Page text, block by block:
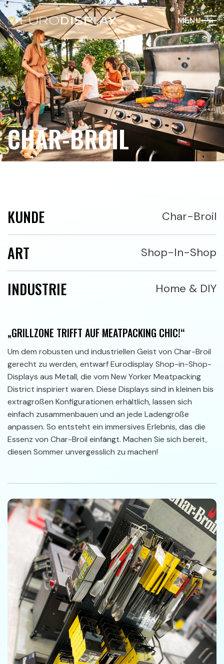
MENU
CHAR-BROIL
KUNDE Char-Broil
ART Shop-In-Shop
INDUSTRIE Home & DIY
„GRILLZONE TRIFFT AUF MEATPACKING CHIC!“
Um dem robusten und industriellen Geist von Char-Broil
gerecht zu werden, entwarf Eurodisplay Shop-in-Shop-
Displays aus Metall, die vom New Yorker Meatpacking
District inspiriert waren. Diese Displays sind in kleinen bis
extragroßen Konfigurationen erhältlich, lassen sich
einfach zusammenbauen und an jede Ladengröße
anpassen. So entsteht ein immersives Erlebnis, das die
Essenz von Char-Broil einfängt. Machen Sie sich bereit,
diesen Sommer unvergesslich zu machen!